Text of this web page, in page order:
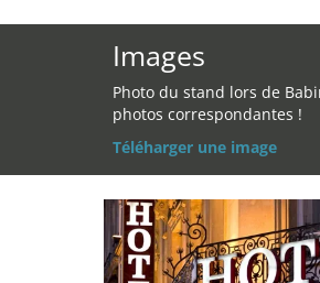
Images
Photo du stand lors de
photos correspondantes !
Téléharger une image